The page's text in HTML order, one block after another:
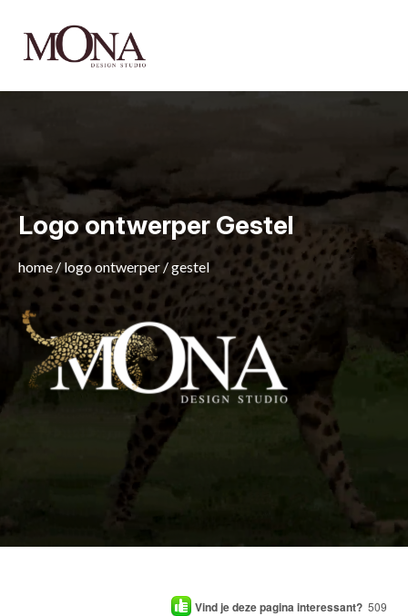
Logo ontwerper Gestel
home/logo ontwerper /gestel
Vind je deze pagina interessant? 509